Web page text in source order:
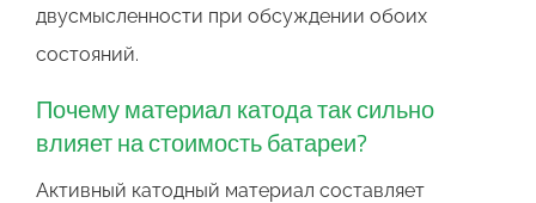
двусмысленности при обсуждении обоих
состояний.
Почему материал катода так сильно
влияет на стоимость батареи?
Активный катодный материал составляет